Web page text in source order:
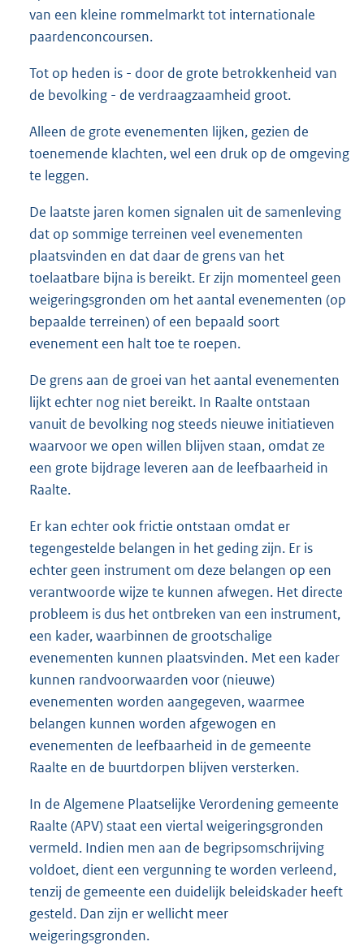
van een kleine rommelmarkt tot internationale
paardenconcoursen.
Tot op heden is - door de grote betrokkenheid van
de bevolking - de verdraagzaamheid groot.
Alleen de grote evenementen lijken, gezien de
toenemende klachten, wel een druk op de omgeving
te leggen.
De laatste jaren komen signalen uit de samenleving
dat op sommige terreinen veel evenementen
plaatsvinden en dat daar de grens van het
toelaatbare bijna is bereikt. Er zijn momenteel geen
weigeringsgronden om het aantal evenementen (op
bepaalde terreinen) of een bepaald soort
evenement een halt toe te roepen.
De grens aan de groei van het aantal evenementen
lijkt echter nog niet bereikt. In Raalte ontstaan
vanuit de bevolking nog steeds nieuwe initiatieven
waarvoor we open willen blijven staan, omdat ze
een grote bijdrage leveren aan de leefbaarheid in
Raalte.
Er kan echter ook frictie ontstaan omdat er
tegengestelde belangen in het geding zijn. Er is
echter geen instrument om deze belangen op een
verantwoorde wijze te kunnen afwegen. Het directe
probleem is dus het ontbreken van een instrument,
een kader, waarbinnen de grootschalige
evenementen kunnen plaatsvinden. Met een kader
kunnen randvoorwaarden voor (nieuwe)
evenementen worden aangegeven, waarmee
belangen kunnen worden afgewogen en
evenementen de leefbaarheid in de gemeente
Raalte en de buurtdorpen blijven versterken.
In de Algemene Plaatselijke Verordening gemeente
Raalte (APV) staat een viertal weigeringsgronden
vermeld. Indien men aan de begripsomschrijving
voldoet, dient een vergunning te worden verleend,
tenzij de gemeente een duidelijk beleidskader heeft
gesteld. Dan zijn er wellicht meer
weigeringsgronden.